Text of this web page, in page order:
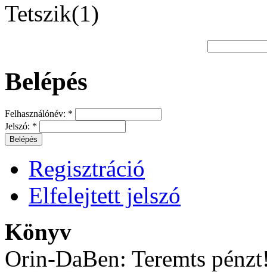
Tetszik(1)
Belépés
Felhasználónév: *
Jelszó: *
Regisztráció
Elfelejtett jelszó
Könyv
Orin-DaBen: Teremts